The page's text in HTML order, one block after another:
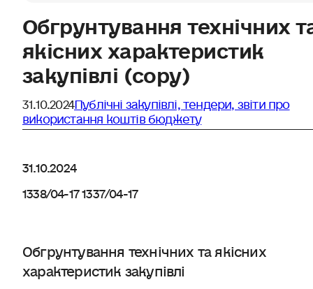
Обгрунтування технічних
якісних характеристик
закупівлі (copy)
31.10.2024Публічні закупівлі, тендери, звіти про
використання коштів бюджету
31.10.2024
1338/04-17 1337/04-17
Обгрунтування технічних та якісних
характеристик закупівлі